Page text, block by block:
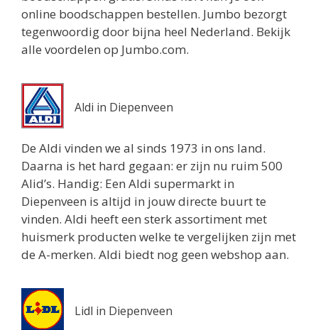
1 km
Routebeschrijving
online boodschappen bestellen. Jumbo bezorgt
tegenwoordig door bijna heel Nederland. Bekijk
alle voordelen op Jumbo.com.
Aldi in Diepenveen
De Aldi vinden we al sinds 1973 in ons land.
Daarna is het hard gegaan: er zijn nu ruim 500
Alid’s. Handig: Een Aldi supermarkt in
Diepenveen is altijd in jouw directe buurt te
vinden. Aldi heeft een sterk assortiment met
huismerk producten welke te vergelijken zijn met
de A-merken. Aldi biedt nog geen webshop aan.
Lidl in Diepenveen